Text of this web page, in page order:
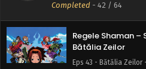
Completed - 42 / 64
Eps 44 - Încă o
Regele Shaman –
Bătălia Zeilor
Eps 43 - Bătălia Zeilor